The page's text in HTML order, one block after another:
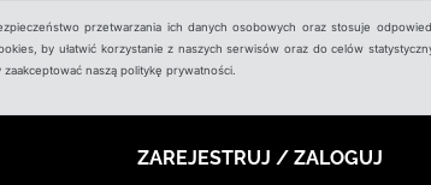
przetwarzania ich danych osobowych oraz stosuje
by ułatwić korzystanie z naszych serwisów oraz do celów
naszą politykę prywatności.
ZAREJESTRUJ / ZALOGUJ